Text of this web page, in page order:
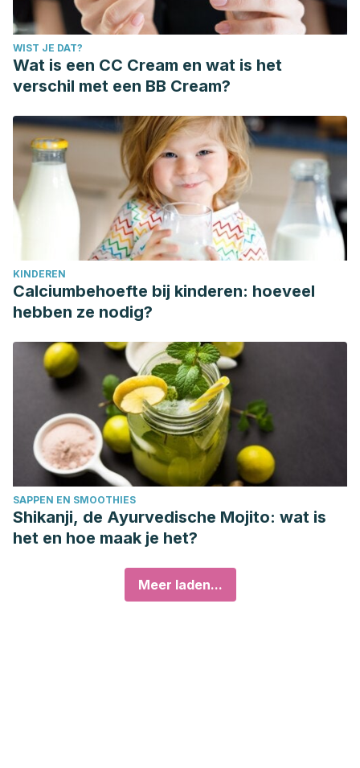
WIST JE DAT?
Wat is een CC Cream en wat is het
verschil met een BB Cream?
KINDEREN
Calciumbehoefte bij kinderen: hoeveel
hebben ze nodig?
SAPPEN EN SMOOTHIES
Shikanji, de Ayurvedische Mojito: wat is
het en hoe maak je het?
Meer laden...